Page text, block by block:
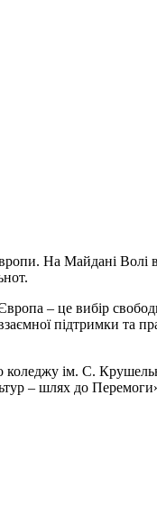
На Майдані Волі
– це вибір
підтримки та
коледжу ім. С.
– шлях до Перемоги»